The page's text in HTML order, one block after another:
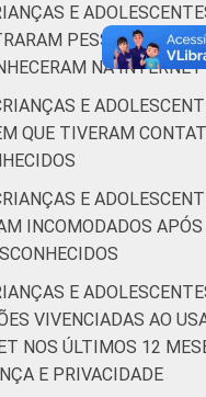
Não
respondeu
AB
DE
Sim
Não
NIC.br, Centro
E
PESSOALMENTE
NA INTERNET
E
QUE TIVERAM
E
INCOMODADOS APÓS
E
VIVENCIADAS AO
NOS ÚLTIMOS 12
E PRIVACIDADE